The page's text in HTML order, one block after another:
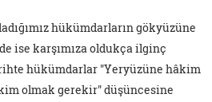
hükümdarların gökyüzüne
ise karşımıza oldukça ilginç
hükümdarlar "Yeryüzüne hâkim
olmak gerekir" düşüncesine